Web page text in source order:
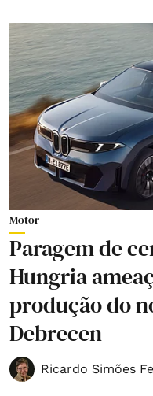
Motor
Paragem de
Hungria
produção do
Debrecen
Ricardo Simões